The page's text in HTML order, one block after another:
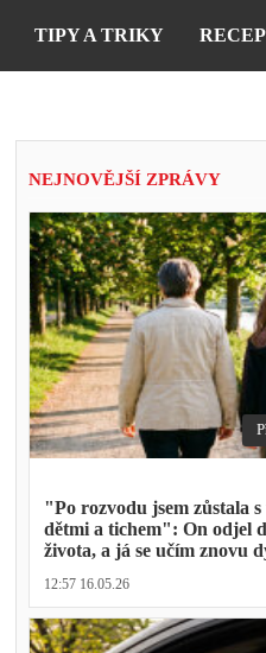
TIPY A TRIKY
NEJNOVĚJŠÍ ZPRÁVY
"Po rozvodu jsem zůstala s
dětmi a tichem": On odjel
života, a já se učím znovu
12:57 16.05.26